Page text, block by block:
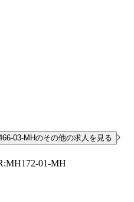
03-MHのその他の求人を見る
01-MH